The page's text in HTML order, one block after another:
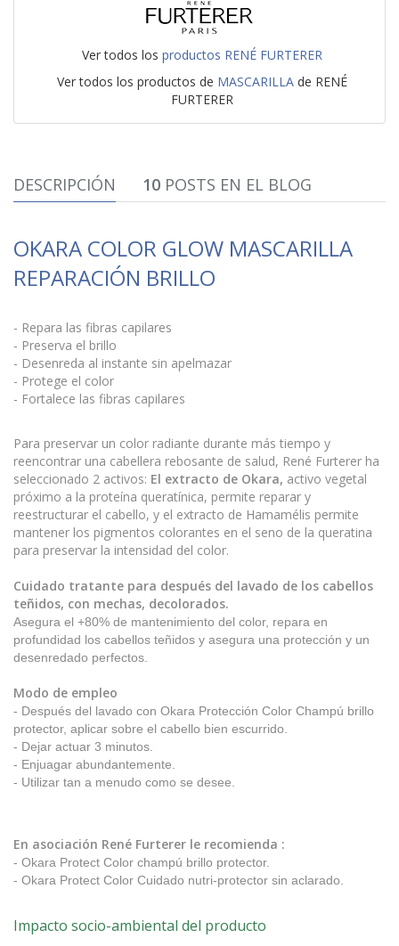
Ver todos los productos RENÉ FURTERER
Ver todos los productos de MASCARILLAde RENÉ
FURTERER
DESCRIPCIÓN 10 POSTS EN EL BLOG
OKARA COLOR GLOW MASCARILLA
REPARACIÓN BRILLO
- Repara las fibras capilares
- Preserva el brillo
- Desenreda al instante sin apelmazar
- Protege el color
- Fortalece las fibras capilares
Para preservar un color radiante durante más tiempo y
reencontrar una cabellera rebosante de salud, René Furterer ha
seleccionado 2 activos: El extracto de Okara, activo vegetal
próximo a la proteína queratínica, permite reparar y
reestructurar el cabello, y el extracto de Hamamélis permite
mantener los pigmentos colorantes en el seno de la queratina
para preservar la intensidad del color.
Cuidado tratante para después del lavado de los cabellos
teñidos, con mechas, decolorados.
Asegura el +80% de mantenimiento del color, repara en
profundidad los cabellos teñidos y asegura una protección y un
desenredado perfectos.
Modo de empleo
- Después del lavado con Okara Protección Color Champú brillo
protector, aplicar sobre el cabello bien escurrido.
- Dejar actuar 3 minutos.
- Enjuagar abundantemente.
- Utilizar tan a menudo como se desee.
En asociación René Furterer le recomienda :
- Okara Protect Color champú brillo protector.
- Okara Protect Color Cuidado nutri-protector sin aclarado.
Impacto socio-ambiental del producto